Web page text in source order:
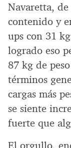
Navaretta,
contenido y
ups con 31
logrado eso
87 kg de
términos
cargas más
se siente
fuerte que